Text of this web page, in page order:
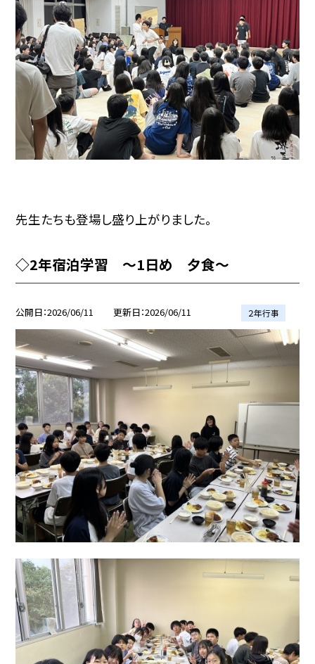
先生たちも登場し盛り上がりました。
◇2年宿泊学習 〜1日め 夕食〜
公開日 2026/06/11 更新日 2026/06/11 ２年行事